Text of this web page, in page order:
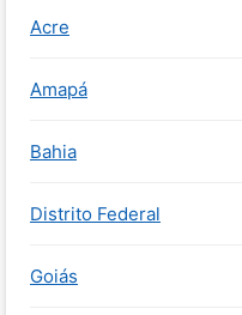
Acre
Amapá
Bahia
Distrito Federal
Goiás